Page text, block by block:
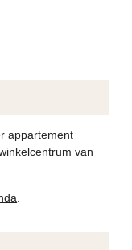
appartement
van